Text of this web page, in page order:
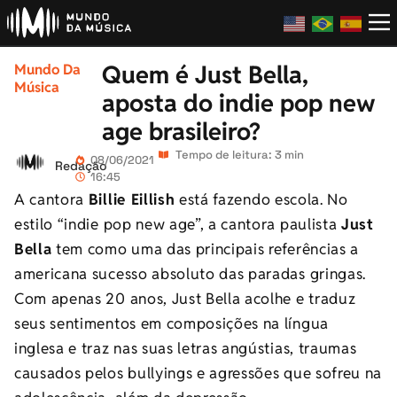
Mundo Da
Música
Quem é Just Bella,
aposta do indie pop new
age brasileiro?
Redação08/06/2021
16:45
Tempo de leitura: 3 min
A cantora Billie Eillish está fazendo escola. No
estilo “indie pop new age”, a cantora paulista Just
Bella tem como uma das principais referências a
americana sucesso absoluto das paradas gringas.
Com apenas 20 anos, Just Bella acolhe e traduz
seus sentimentos em composições na língua
inglesa e traz nas suas letras angústias, traumas
causados pelos bullyings e agressões que sofreu na